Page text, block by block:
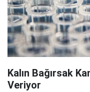
Kalın Bağırsak
Veriyor